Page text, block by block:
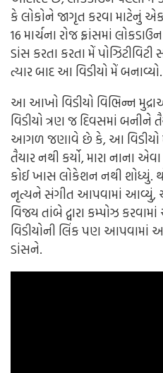
કે લોકોને જાગૃત કરવા માટેનું
16 માર્ચના રોજ ફ્રાંસમાં
ડાંસ કરતા કરતા મેં
ત્યાર બાદ આ વિડીયો મેં બનાવ્યો.
આ આખો વિડીયો વિભિન્ન
વિડીયો ત્રણ જ દિવસમાં બનીને
આગળ જણાવે છે કે, આ વિડીયો
તૈયાર નથી કર્યો, મારા નાના
કોઈ ખાસ લોકેશન નથી શોધ્યું.
નૃત્યને સંગીત આપવામાં આવ્યું,
વિજય તાંબે દ્વારા કમ્પોઝ
વિડીયોની લિંક પણ આપવામાં
ડાંસને.